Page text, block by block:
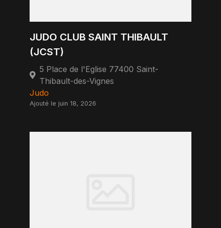
JUDO CLUB SAINT THIBAULT
(JCST)
5 Place de l'Eglise 77400 Saint-
Thibault-des-Vignes
Judo
Ajouté le juin 18, 2026